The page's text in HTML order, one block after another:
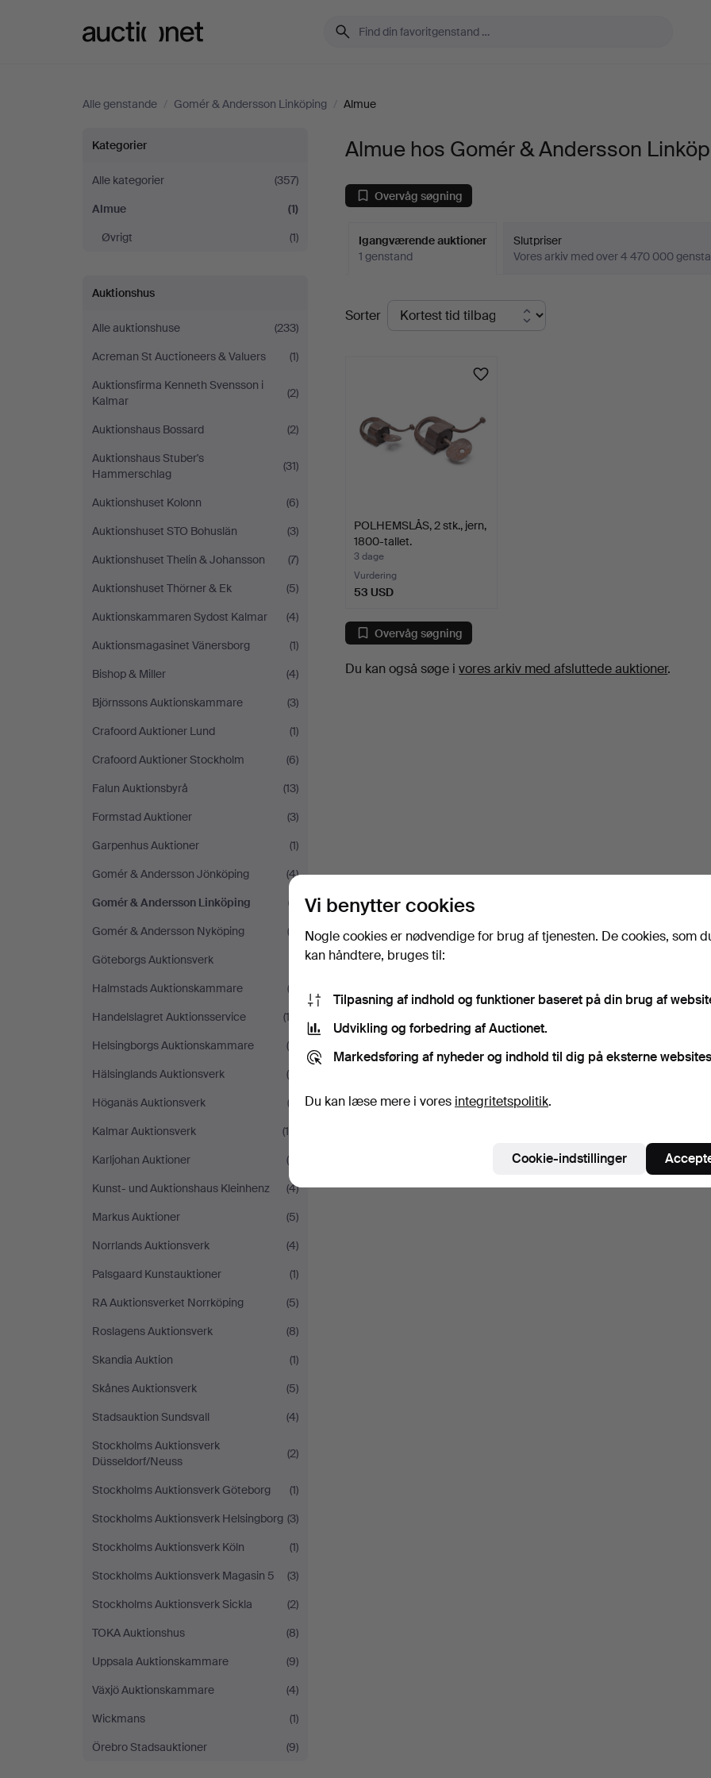
Alle genstande / Gomér & Andersson Linköping / Almue
Almue
hos
Gomér
Andersson
Linköping
Kategorier
Alle kategorier
(357)
Almue
(1)
Øvrigt
(1)
Auktionshus
Alle auktionshuse
(233)
Acreman St Auctioneers & Valuers
(1)
Auktionsfirma Kenneth Svensson i
Kalmar
(2)
Auktionshaus Bossard
(2)
Auktionshaus Stuber's
Hammerschlag
(31)
Auktionshuset Kolonn
(6)
Auktionshuset STO Bohuslän
(3)
Auktionshuset Thelin & Johansson
(7)
Auktionshuset Thörner & Ek
(5)
Auktionskammaren Sydost Kalmar
(4)
Auktionsmagasinet Vänersborg
(1)
Bishop & Miller
(4)
Björnssons Auktionskammare
(3)
Crafoord Auktioner Lund
(1)
Crafoord Auktioner Stockholm
(6)
Falun Auktionsbyrå
(13)
Formstad Auktioner
(3)
Garpenhus Auktioner
(1)
Gomér & Andersson Jönköping
(4)
Gomér & Andersson Linköping
(1)
Gomér & Andersson Nyköping
(3)
Göteborgs Auktionsverk
Halmstads Auktionskammare
(3)
Handelslagret Auktionsservice
(12)
Helsingborgs Auktionskammare
(5)
Hälsinglands Auktionsverk
(8)
Höganäs Auktionsverk
(3)
Kalmar Auktionsverk
(15)
Karljohan Auktioner
(5)
Kunst- und Auktionshaus Kleinhenz
(4)
Markus Auktioner
(5)
Norrlands Auktionsverk
(4)
Palsgaard Kunstauktioner
(1)
RA Auktionsverket Norrköping
(5)
Roslagens Auktionsverk
(8)
Skandia Auktion
(1)
Skånes Auktionsverk
(5)
Stadsauktion Sundsvall
(4)
Stockholms Auktionsverk
Düsseldorf/Neuss
(2)
Stockholms Auktionsverk Göteborg
(1)
Stockholms Auktionsverk Helsingborg (3)
Stockholms Auktionsverk Köln
(1)
Stockholms Auktionsverk Magasin 5
(3)
Stockholms Auktionsverk Sickla
(2)
TOKA Auktionshus
(8)
Uppsala Auktionskammare
(9)
Växjö Auktionskammare
(4)
Wickmans
(1)
Örebro Stadsauktioner
(9)
Almue hos Gomér & Andersson
Overvåg søgning
Igangværende auktioner
1 genstand
Slutpriser
Vores arkiv med over 4 470 000
Igangværende
auktioner
Sorter
POLHEMSLÅS, 2 stk., jern,
1800-tallet.
3 dage
Vurdering
53 USD
Overvåg søgning
Du kan også søge ivores arkiv med afsluttede auktioner.
Vi benytter cookies
Nogle cookies er nødvendige for brug af tjenesten. De cookies, som
kan håndtere, bruges til:
Tilpasning af indhold og funktioner baseret på din brug af
Udvikling og forbedring af Auctionet.
Markedsføring af nyheder og indhold til dig på eksterne
Du kan læse mere i vores integritetspolitik.
Cookie-indstillinger